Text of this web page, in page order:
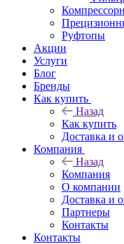
Руфтопы
Акции
Услуги
Блог
Бренды
Как купить
Назад
Как купить
Доставка и
Компания
Назад
Компания
О компании
Доставка и
Партнеры
Контакты
Контакты